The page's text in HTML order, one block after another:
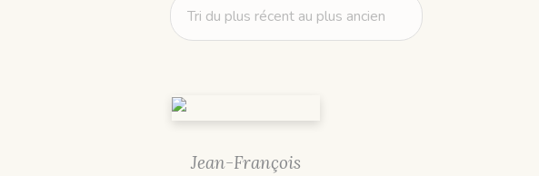
Jean-François